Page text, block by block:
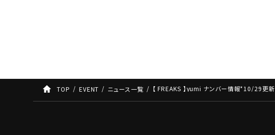
TOP EVENT ニュース一覧 【 FREAKS 】yumi ナンバー情報*10/29更新